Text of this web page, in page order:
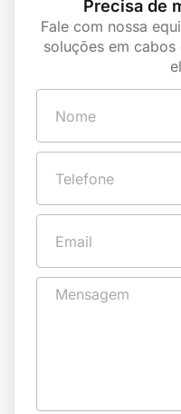
Precisa de
Fale com nossa
soluções em